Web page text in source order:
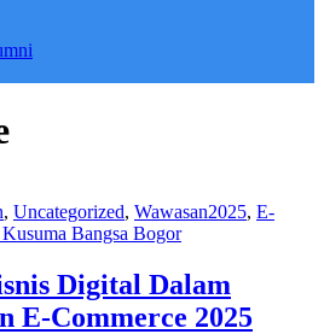
, Uncategorized, Wawasan2025, E-
Bangsa Bogor
Digital Dalam
E-Commerce 2025